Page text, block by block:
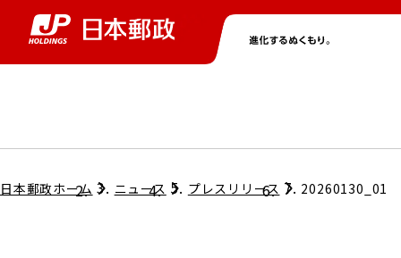
グループ情報トップ
株主・投資家情報トップ
ニューストップ
サステナビリティトップ
採用情報トップ
日本郵政ホーム ニュース プレスリリース 20260130_01